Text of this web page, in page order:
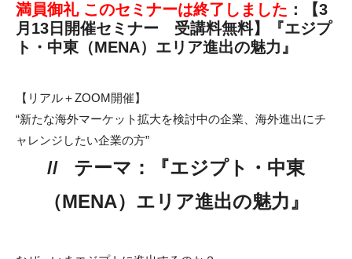
満員御礼 このセミナーは終了しました ：【3
月13日開催セミナー 受講料無料】『エジプ
ト・中東（MENA）エリア進出の魅力』
【リアル＋ZOOM開催】
“新たな海外マーケット拡大を検討中の企業、海外進出にチ
ャレンジしたい企業の方”
テーマ：『エジプト・中東
（MENA）エリア進出の魅力』